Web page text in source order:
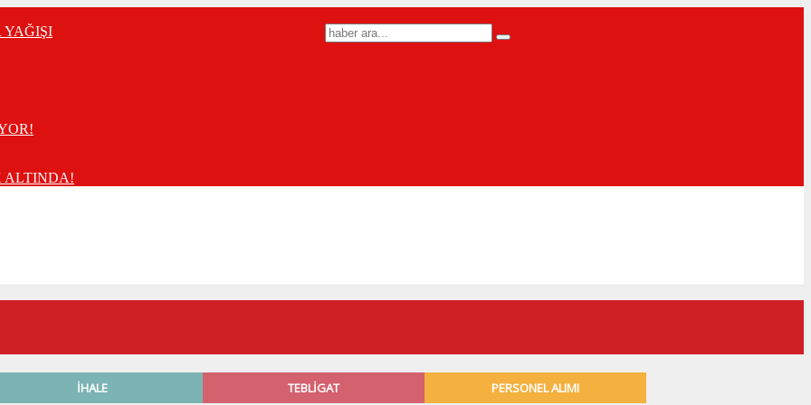
ALTINDA!